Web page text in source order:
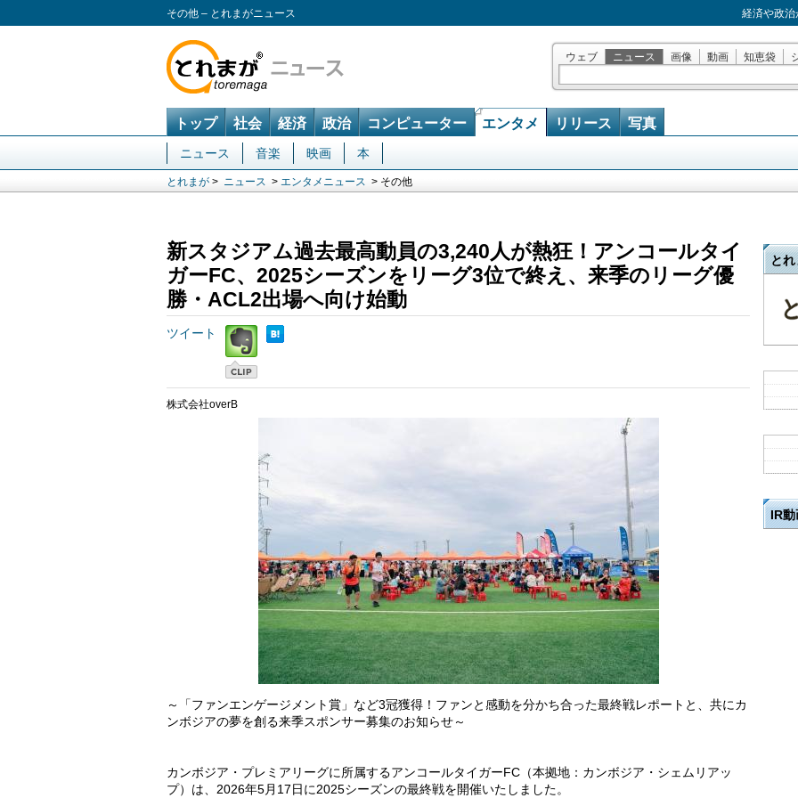
その他 – とれまがニュース 経済や政
ウェブ ニュース 画像 動画 知恵袋
トップ 社会 経済 政治 コンピューター エンタメ リリース 写真
ニュース 音楽 映画 本
とれまが > ニュース > エンタメニュース > その他
新スタジアム過去最高動員の3,240人が熱狂！アンコールタイ
ガーFC、2025シーズンをリーグ3位で終え、来季のリーグ優
勝・ACL2出場へ向け始動
ツイート
株式会社overB
～「ファンエンゲージメント賞」など3冠獲得！ファンと感動を分かち合った最終戦レポートと、共にカ
ンボジアの夢を創る来季スポンサー募集のお知らせ～
カンボジア・プレミアリーグに所属するアンコールタイガーFC（本拠地：カンボジア・シェムリアッ
プ）は、2026年5月17日に2025シーズンの最終戦を開催いたしました。
とれ
IR動